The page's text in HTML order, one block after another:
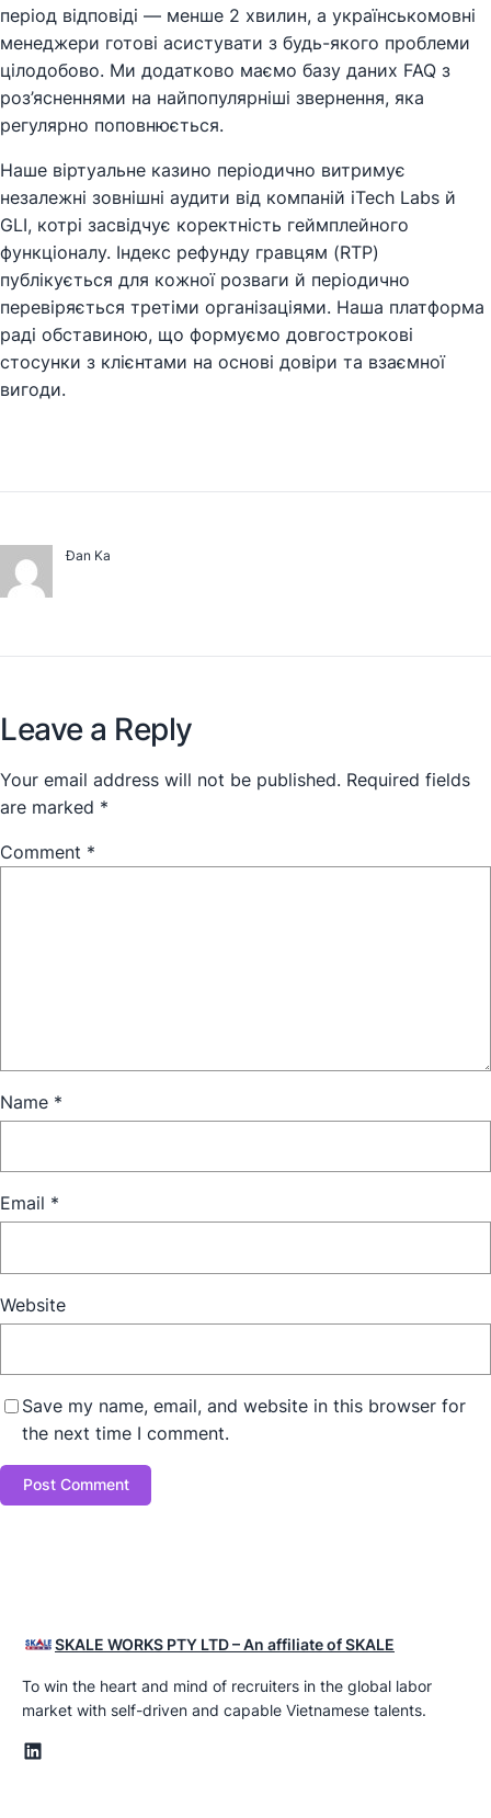
період відповіді — менше 2 хвилин, а українськомовні
менеджери готові асистувати з будь-якого проблеми
цілодобово. Ми додатково маємо базу даних FAQ з
роз’ясненнями на найпопулярніші звернення, яка
регулярно поповнюється.
Наше віртуальне казино періодично витримує
незалежні зовнішні аудити від компаній iTech Labs й
GLI, котрі засвідчує коректність геймплейного
функціоналу. Індекс рефунду гравцям (RTP)
публікується для кожної розваги й періодично
перевіряється третіми організаціями. Наша платформа
раді обставиною, що формуємо довгострокові
стосунки з клієнтами на основі довіри та взаємної
вигоди.
Đan Ka
Leave a Reply
Your email address will not be published. Required fields
are marked *
Comment *
Name *
Email *
Website
Save my name, email, and website in this browser for
the next time I comment.
SKALE WORKS PTY LTD – An affiliate of SKALE
To win the heart and mind of recruiters in the global labor
market with self-driven and capable Vietnamese talents.
LinkedIn